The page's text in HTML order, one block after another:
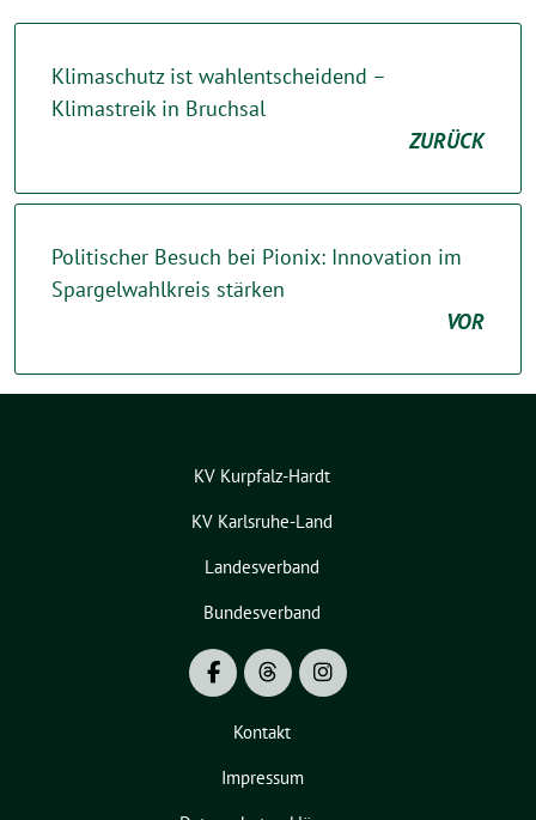
Klimaschutz ist wahlentscheidend –
Klimastreik in Bruchsal
ZURÜCK
Politischer Besuch bei Pionix: Innovation im
Spargelwahlkreis stärken
VOR
KV Kurpfalz-Hardt
KV Karlsruhe-Land
Landesverband
Bundesverband
Kontakt
Impressum